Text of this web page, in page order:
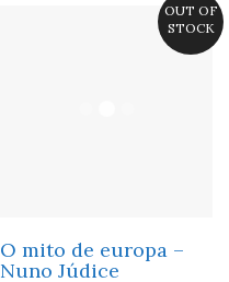
OUT OF
STOCK
O mito de europa –
Nuno Júdice